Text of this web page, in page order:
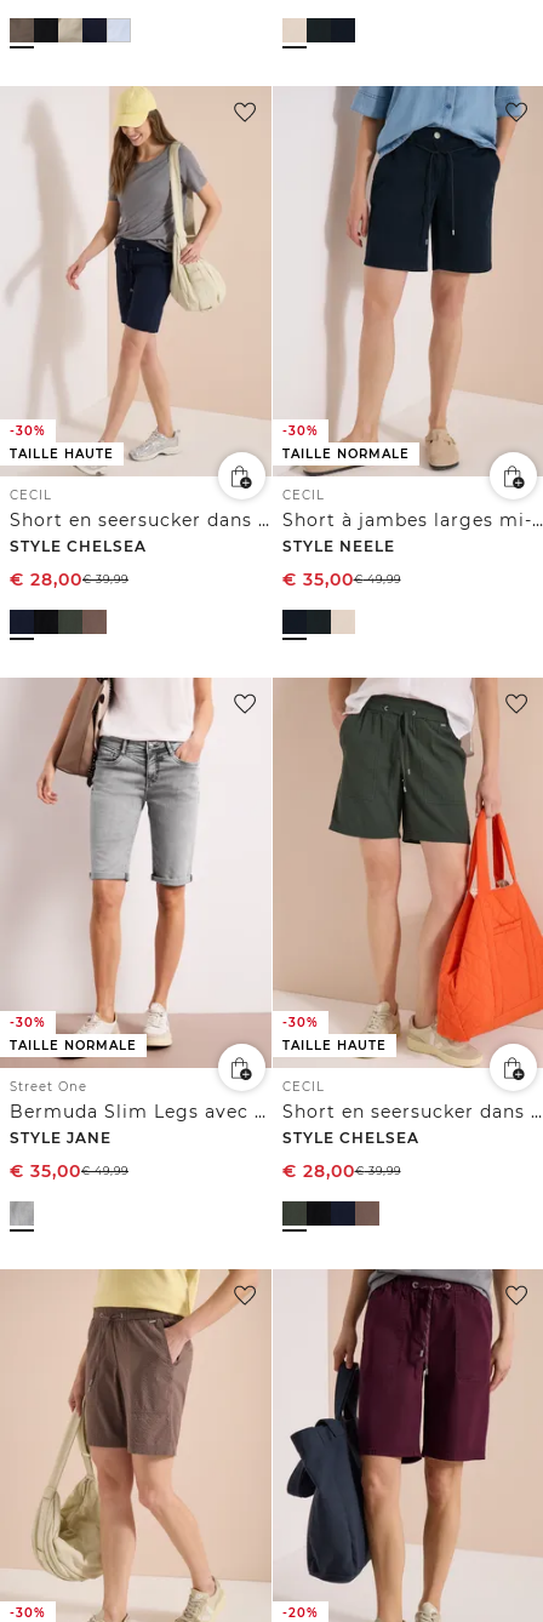
-30%
TAILLE HAUTE
CECIL
Short en seersucker dans des couleurs unies
STYLE CHELSEA
€ 28,00€39,99
-30%
TAILLE NORMALE
CECIL
Short à jambes larges mi-longues, coupe loose
STYLE NEELE
€ 35,00€49,99
-30%
TAILLE NORMALE
Street One
Bermuda Slim Legs avec détail Turn-Up
STYLE JANE
€ 35,00€49,99
-30%
TAILLE HAUTE
CECIL
Short en seersucker dans des couleurs unies
STYLE CHELSEA
€ 28,00€39,99
-30% -20%